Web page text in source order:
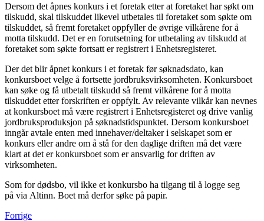
Dersom det åpnes konkurs i et foretak etter at foretaket har søkt om
tilskudd, skal tilskuddet likevel utbetales til foretaket som søkte om
tilskuddet, så fremt foretaket oppfyller de øvrige vilkårene for å
motta tilskudd. Det er en forutsetning for utbetaling av tilskudd at
foretaket som søkte fortsatt er registrert i Enhetsregisteret.
Der det blir åpnet konkurs i et foretak før søknadsdato, kan
konkursboet velge å fortsette jordbruksvirksomheten. Konkursboet
kan søke og få utbetalt tilskudd så fremt vilkårene for å motta
tilskuddet etter forskriften er oppfylt. Av relevante vilkår kan nevnes
at konkursboet må være registrert i Enhetsregisteret og drive vanlig
jordbruksproduksjon på søknadstidspunktet. Dersom konkursboet
inngår avtale enten med innehaver/deltaker i selskapet som er
konkurs eller andre om å stå for den daglige driften må det være
klart at det er konkursboet som er ansvarlig for driften av
virksomheten.
Som for dødsbo, vil ikke et konkursbo ha tilgang til å logge seg
på via Altinn. Boet må derfor søke på papir.
Forrige